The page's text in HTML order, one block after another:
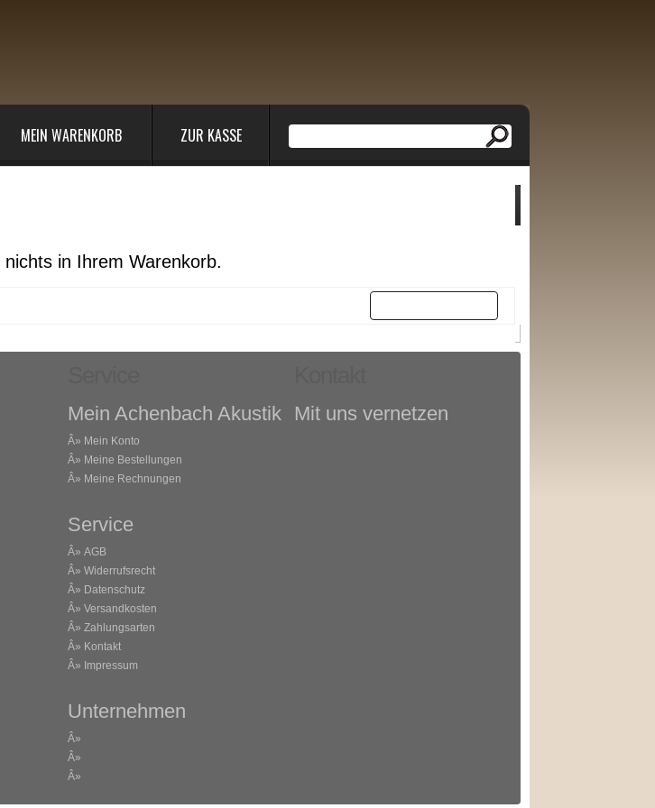
MEIN WARENKORB ZUR KASSE
in Ihrem Warenkorb.
Mein Achenbach Akustik
Â» Mein Konto
Â» Meine Bestellungen
Â» Meine Rechnungen
Service
Â» AGB
Â» Widerrufsrecht
Â» Datenschutz
Â» Versandkosten
Â» Zahlungsarten
Â» Kontakt
Â» Impressum
Unternehmen
Â»
Â»
Â»
Mit uns vernetzen